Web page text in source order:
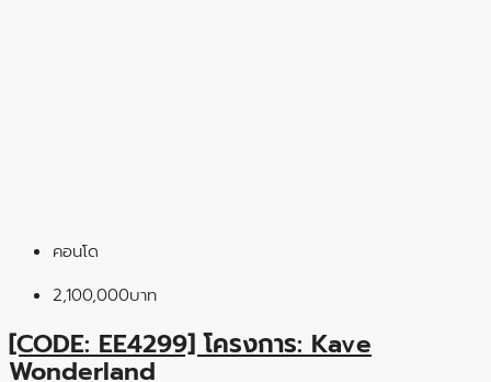
คอนโด
2,100,000บาท
[CODE: EE4299] โครงการ: Kave
Wonderland